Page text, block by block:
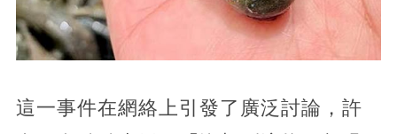
這一事件在網絡上引發了廣泛討論，許